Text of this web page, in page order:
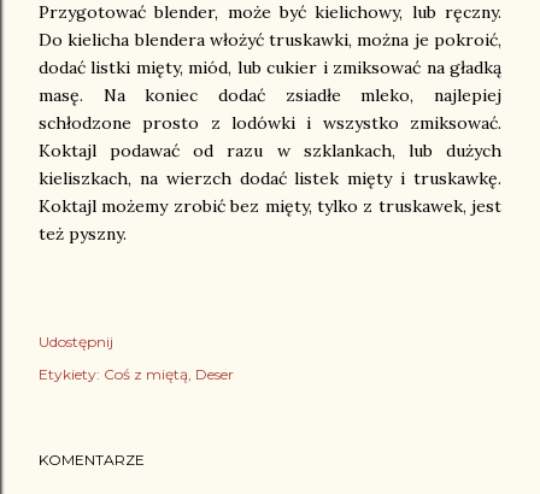
Przygotować blender, może być kielichowy, lub ręczny.
Do kielicha blendera włożyć truskawki, można je pokroić,
dodać listki mięty, miód, lub cukier i zmiksować na gładką
masę. Na koniec dodać zsiadłe mleko, najlepiej
schłodzone prosto z lodówki i wszystko zmiksować.
Koktajl podawać od razu w szklankach, lub dużych
kieliszkach, na wierzch dodać listek mięty i truskawkę.
Koktajl możemy zrobić bez mięty, tylko z truskawek, jest
też pyszny.
Udostępnij
Etykiety: Coś z miętą Deser
KOMENTARZE